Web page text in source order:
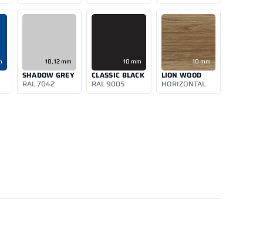
10, 12 mm
SHADOW GREY
RAL 7042
10 mm
CLASSIC BLACK
RAL 9005
10 mm
LION WOOD
HORIZONTAL